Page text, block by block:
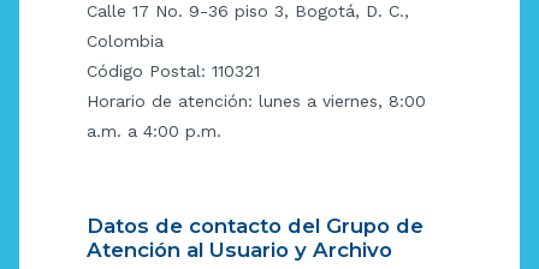
Calle 17 No. 9-36 piso 3, Bogotá, D. C.,
Colombia
Código Postal: 110321
Horario de atención: lunes a viernes, 8:00
a.m. a 4:00 p.m.
Datos de contacto del Grupo de
Atención al Usuario y Archivo